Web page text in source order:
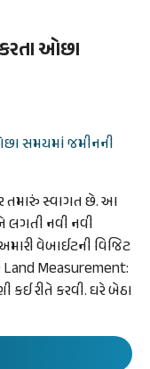
ઓછા
તમારું સ્વાગત છે. આ
નવી નવી
વેબાઈટની વિજિટ
Measurement:
કઈ રીતે કરવી. ઘરે બેઠા